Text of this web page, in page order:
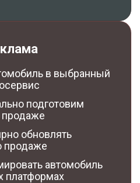
в выбранный
подготовим
продаже
обновлять
продаже
автомобиль
платформах